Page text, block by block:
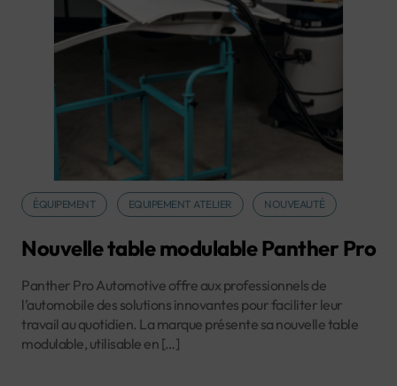
ÉQUIPEMENT EQUIPEMENT ATELIER NOUVEAUTÉ
Nouvelle table modulable Panther Pro
Panther Pro Automotive offre aux professionnels de
l’automobile des solutions innovantes pour faciliter leur
travail au quotidien. La marque présente sa nouvelle table
modulable, utilisable en […]